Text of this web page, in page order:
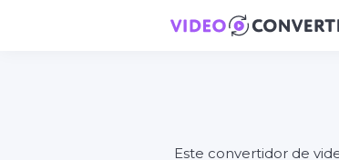
Este convertidor de